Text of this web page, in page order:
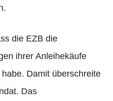
die EZB die
ihrer Anleihekäufe
Damit überschreite
Das